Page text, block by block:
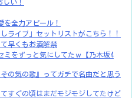
い！
を全力アピール！
ライブ」セットリストがこちら！！
て早くもお酒解禁
ミをずっと気にしてたｗ【乃木坂4
の気の歌』ってガチで名曲だと思う
すぐの頃はまだモジモジしてたけど